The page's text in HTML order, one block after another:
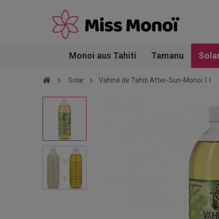
Monoi aus Tahiti Tamanu
Solar Vahiné de Tahiti After-Sun-Monoi 1 l